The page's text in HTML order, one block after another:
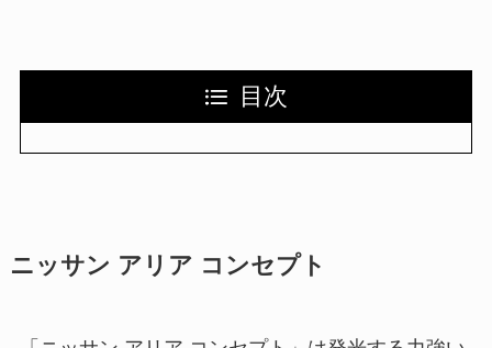
目次
ニッサン アリア コンセプト